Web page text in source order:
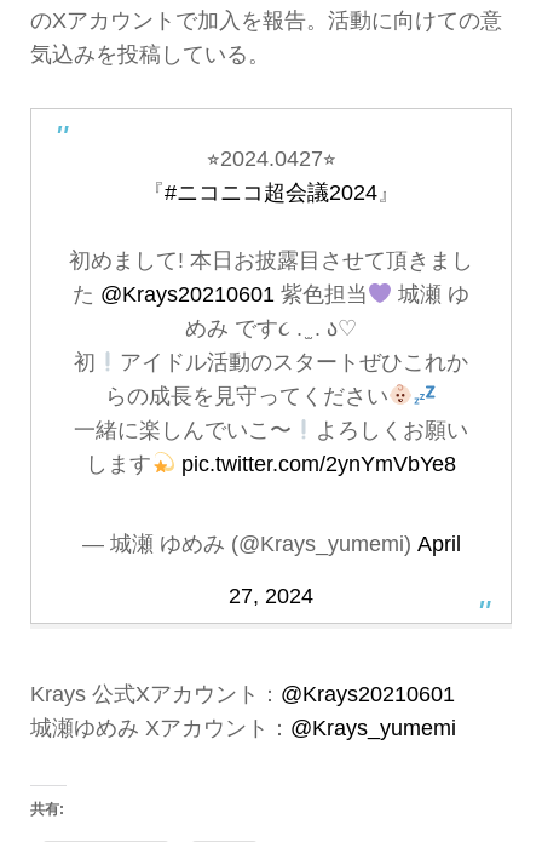
のXアカウントで加入を報告。活動に向けての意
気込みを投稿している。
⭐︎2024.0427⭐︎
『#ニコニコ超会議2024』
初めまして! 本日お披露目させて頂きまし
た @Krays20210601紫色担当
城瀬 ゆ
めみ です૮ . ̫ . ა♡
初
アイドル活動のスタートぜひこれか
らの成長を見守ってください
一緒に楽しんでいこ〜
よろしくお願い
します
pic.twitter.com/2ynYmVbYe8
— 城瀬 ゆめみ (@Krays_yumemi) April
27, 2024
Krays 公式Xアカウント： @Krays20210601
城瀬ゆめみ Xアカウント： @Krays_yumemi
共有: